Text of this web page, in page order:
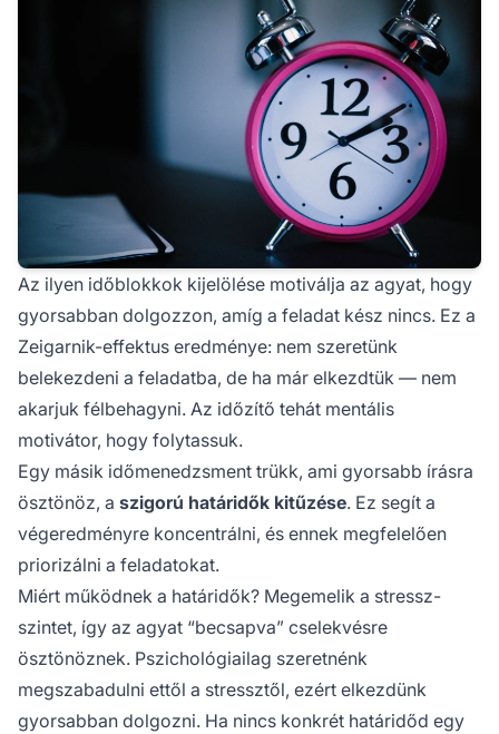
Az ilyen időblokkok kijelölése motiválja az agyat, hogy
gyorsabban dolgozzon, amíg a feladat kész nincs. Ez a
Zeigarnik-effektus eredménye: nem szeretünk
belekezdeni a feladatba, de ha már elkezdtük — nem
akarjuk félbehagyni. Az időzítő tehát mentális
motivátor, hogy folytassuk.
Egy másik időmenedzsment trükk, ami gyorsabb írásra
ösztönöz, a szigorú határidők kitűzése. Ez segít a
végeredményre koncentrálni, és ennek megfelelően
priorizálni a feladatokat.
Miért működnek a határidők? Megemelik a stressz-
szintet, így az agyat “becsapva” cselekvésre
ösztönöznek. Pszichológiailag szeretnénk
megszabadulni ettől a stressztől, ezért elkezdünk
gyorsabban dolgozni. Ha nincs konkrét határidőd egy